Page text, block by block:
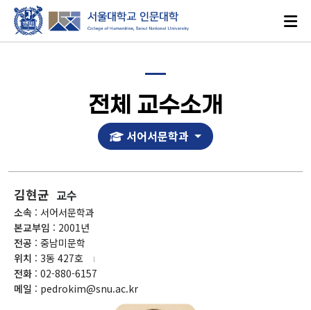
전체 교수소개
서어서문학과
김현균 교수
소속 : 서어서문학과
본교부임 : 2001년
전공 : 중남미문학
위치 : 3동 427호
전화 : 02-880-6157
메일 : pedrokim@snu.ac.kr
로그인 ENGLISH
대학소개
인문학이란?
인문대학 발자취